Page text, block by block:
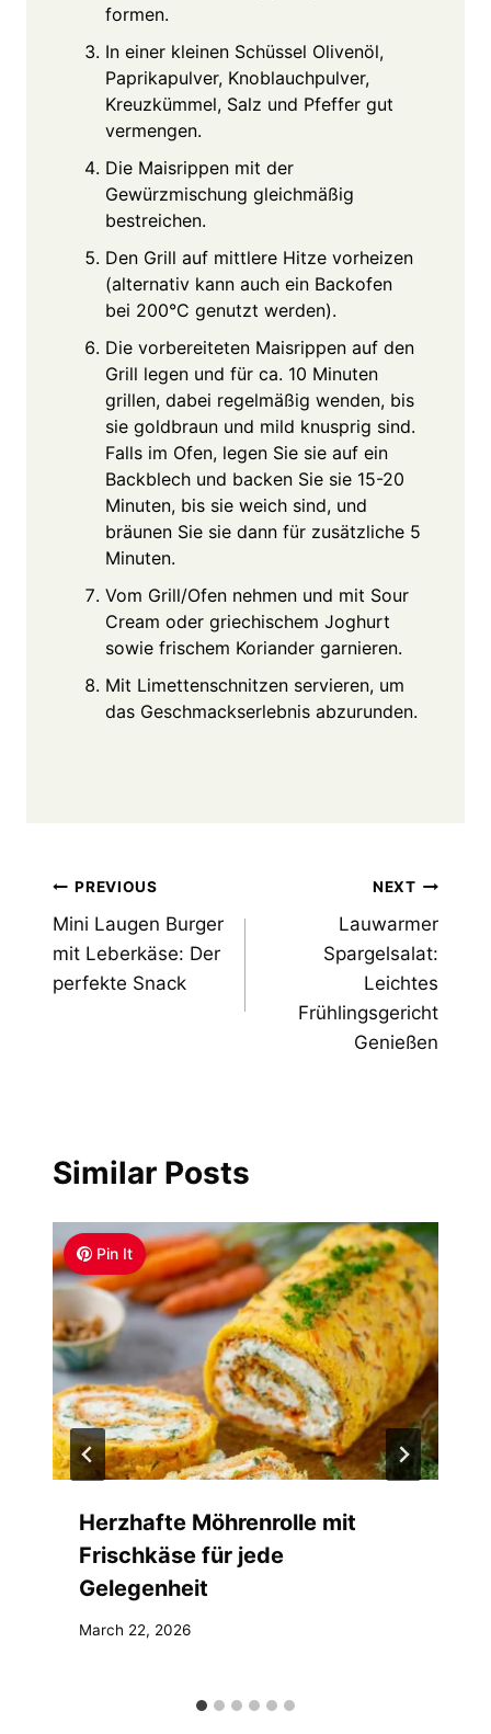
formen.
In einer kleinen Schüssel Olivenöl,
Paprikapulver, Knoblauchpulver,
Kreuzkümmel, Salz und Pfeffer gut
vermengen.
Die Maisrippen mit der
Gewürzmischung gleichmäßig
bestreichen.
Den Grill auf mittlere Hitze vorheizen
(alternativ kann auch ein Backofen
bei 200°C genutzt werden).
Die vorbereiteten Maisrippen auf den
Grill legen und für ca. 10 Minuten
grillen, dabei regelmäßig wenden, bis
sie goldbraun und mild knusprig sind.
Falls im Ofen, legen Sie sie auf ein
Backblech und backen Sie sie 15-20
Minuten, bis sie weich sind, und
bräunen Sie sie dann für zusätzliche 5
Minuten.
Vom Grill/Ofen nehmen und mit Sour
Cream oder griechischem Joghurt
sowie frischem Koriander garnieren.
Mit Limettenschnitzen servieren, um
das Geschmackserlebnis abzurunden.
Post
navigation
PREVIOUS
Mini Laugen Burger
mit Leberkäse: Der
perfekte Snack
NEXT
Lauwarmer
Spargelsalat:
Leichtes
Frühlingsgericht
Genießen
Similar Posts
Pin It
Herzhafte Möhrenrolle mit
Frischkäse für jede
Gelegenheit
March 22, 2026